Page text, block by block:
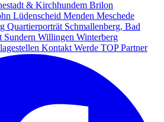
& Kirchhundem Brilon
Lüdenscheid Menden Meschede
Quartierporträt Schmallenberg, Bad
Sundern Willingen Winterberg
Kontakt Werde TOP Partner